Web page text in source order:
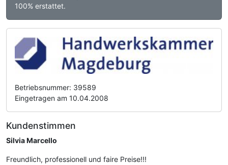
100% erstattet.
Betriebsnummer: 39589
Eingetragen am 10.04.2008
Kundenstimmen
Silvia Marcello
Freundlich, professionell und faire Preise!!!